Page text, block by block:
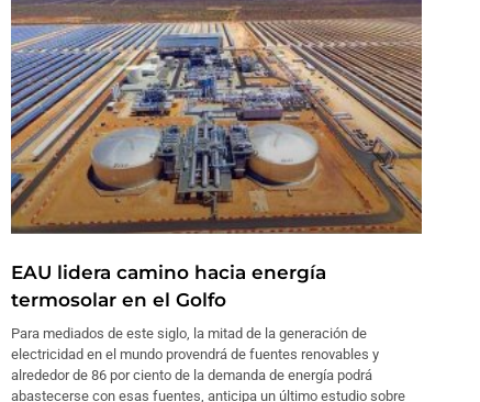
EAU lidera camino hacia energía
termosolar en el Golfo
Para mediados de este siglo, la mitad de la generación de
electricidad en el mundo provendrá de fuentes renovables y
alrededor de 86 por ciento de la demanda de energía podrá
abastecerse con esas fuentes, anticipa un último estudio sobre